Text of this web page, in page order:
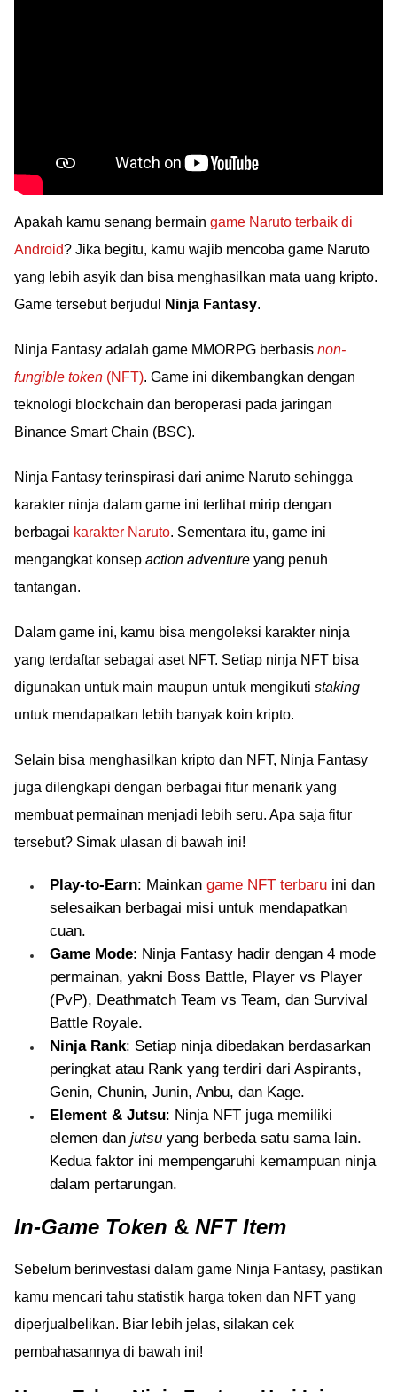
Apakah kamu senang bermain game Naruto terbaik di
Android? Jika begitu, kamu wajib mencoba game Naruto
yang lebih asyik dan bisa menghasilkan mata uang kripto.
Game tersebut berjudul
Ninja Fantasy.
Ninja Fantasy adalah game MMORPG berbasis non-
fungible token (NFT). Game ini dikembangkan dengan
teknologi blockchain dan beroperasi pada jaringan
Binance Smart Chain (BSC).
Ninja Fantasy terinspirasi dari anime Naruto sehingga
karakter ninja dalam game ini terlihat mirip dengan
berbagai karakter Naruto. Sementara itu, game ini
mengangkat konsep action adventure yang penuh
tantangan.
Dalam game ini, kamu bisa mengoleksi karakter ninja
yang terdaftar sebagai aset NFT. Setiap ninja NFT bisa
digunakan untuk main maupun untuk mengikuti staking
untuk mendapatkan lebih banyak koin kripto.
Selain bisa menghasilkan kripto dan NFT, Ninja Fantasy
juga dilengkapi dengan berbagai fitur menarik yang
membuat permainan menjadi lebih seru. Apa saja fitur
tersebut? Simak ulasan di bawah ini!
Play-to-Earn: Mainkan game NFT terbaru ini dan
selesaikan berbagai misi untuk mendapatkan
cuan.
Game Mode: Ninja Fantasy hadir dengan 4 mode
permainan, yakni Boss Battle, Player vs Player
(PvP), Deathmatch Team vs Team, dan Survival
Battle Royale.
Ninja Rank: Setiap ninja dibedakan berdasarkan
peringkat atau Rank yang terdiri dari Aspirants,
Genin, Chunin, Junin, Anbu, dan Kage.
Element & Jutsu: Ninja NFT juga memiliki
elemen dan jutsu yang berbeda satu sama lain.
Kedua faktor ini mempengaruhi kemampuan ninja
dalam pertarungan.
In-Game Token & NFT Item
Sebelum berinvestasi dalam game Ninja Fantasy, pastikan
kamu mencari tahu statistik harga token dan NFT yang
diperjualbelikan. Biar lebih jelas, silakan cek
pembahasannya di bawah ini!